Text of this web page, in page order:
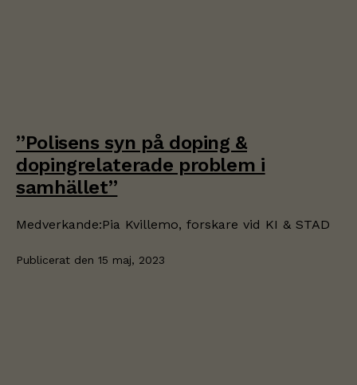
”Polisens syn på doping &
dopingrelaterade problem i
samhället”
Medverkande:Pia Kvillemo, forskare vid KI & STAD
Publicerat den 15 maj, 2023